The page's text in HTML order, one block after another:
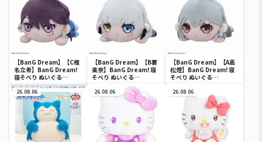
【BanG Dream】【C椎
名立希】BanG Dream!
寝そべり ぬいぐる
み“MyGO!!!!!”Vol.2（EX
）
【BanG Dream】【B要
楽奈】BanG Dream! 寝
そべり ぬいぐる
み“MyGO!!!!!”Vol.1（EX
）
【BanG Dream】【A高
松燈】BanG Dream! 寝
そべり ぬいぐる
）
26.08.06 26.08.06 26.08.06